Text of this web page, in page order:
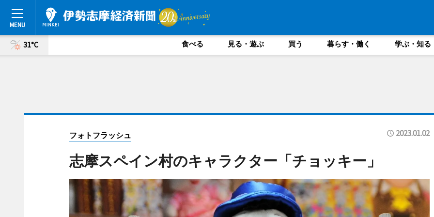
31°C 食べる 見る・遊ぶ 買う 暮らす・働く 学ぶ・知る
フォトフラッシュ 2023.01.02
志摩スペイン村のキャラクター「チョッキー」